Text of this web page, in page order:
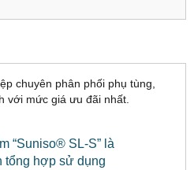
chuyên phân phối phụ tùng,
với mức giá ưu đãi nhất.
“Suniso® SL-S” là
tổng hợp sử dụng